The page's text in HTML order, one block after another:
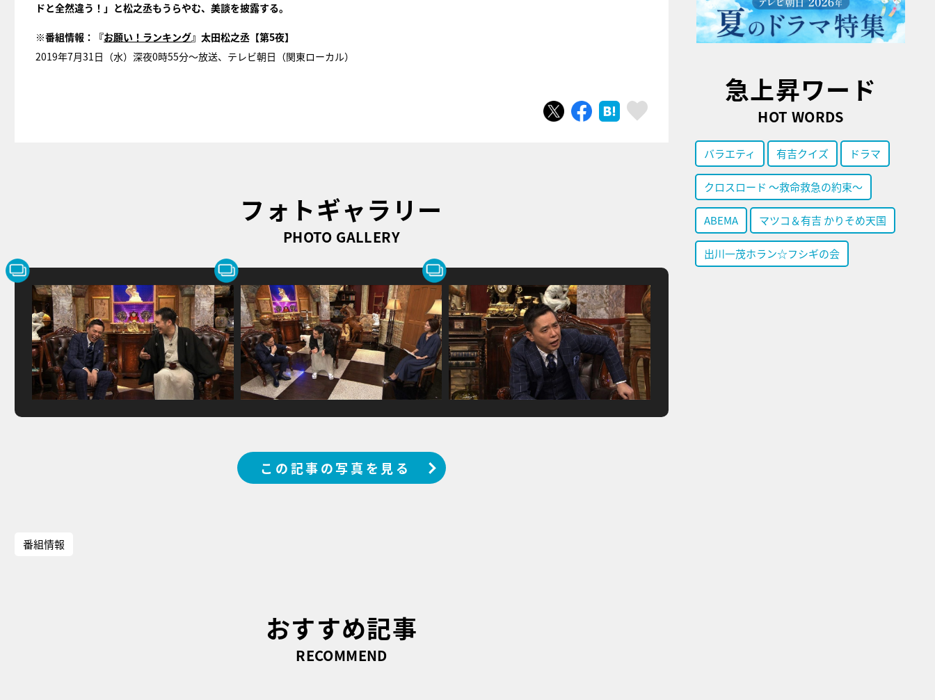
ドと全然違う！」と松之丞もうらやむ、美談を披露する。
※番組情報：『お願い！ランキング』太田松之丞【第5夜】
2019年7月31日（水）深夜0時55分～放送、テレビ朝日（関東ローカル）
ツイートシェア はてブ
フォトギャラリー
PHOTO GALLERY
この記事の写真を見る
番組情報
おすすめ記事
RECOMMEND
急上昇ワード
HOT WORDS
バラエティ 有吉クイズ ドラマ
クロスロード ～救命救急の約束～
ABEMA マツコ＆有吉 かりそめ天国
出川一茂ホラン☆フシギの会